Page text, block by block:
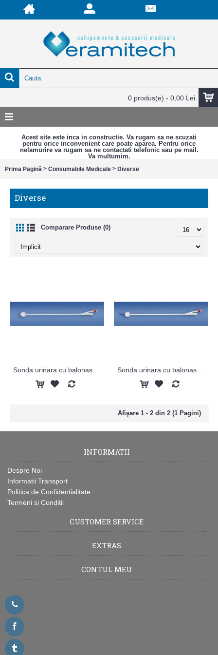
0 produs(e) - 0,00 Lei
Acest site este inca in constructie. Va rugam sa ne scuzati
pentru orice inconvenient care poate aparea. Pentru orice
nelamurire va rugam sa ne contactati telefonic sau pe mail.
Va multumim.
Prima Pagină > Consumabile Medicale > Diverse
Diverse
Comparare Produse (0)
Afişare 1 - 2 din 2 (1 Pagini)
INFORMATII
Despre Noi
Informatii Transport
Politica de Confidentialitate
Termeni si Conditii
CUSTOMER SERVICE
EXTRAS
CONTUL MEU